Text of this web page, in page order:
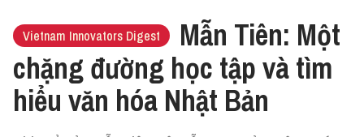
Vietnam Innovators Digest
Mẫn Tiên: Một
chặng đường học tập và tìm
hiểu văn hóa Nhật Bản